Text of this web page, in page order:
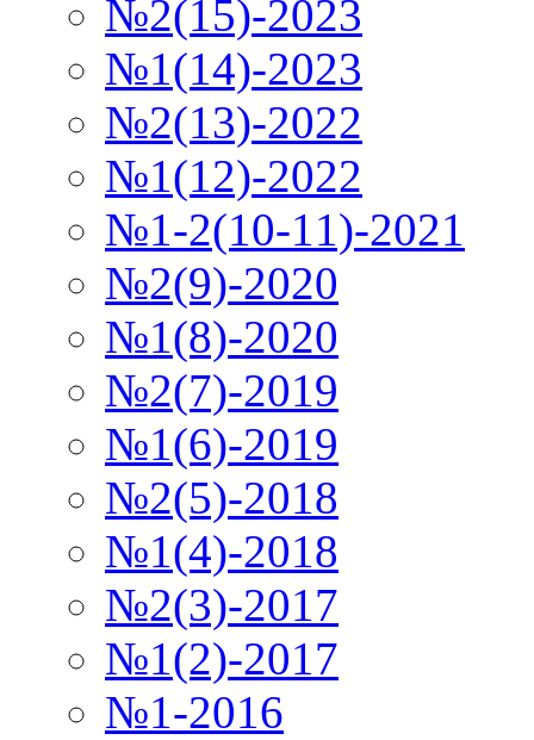
№2(15)-2023
№1(14)-2023
№2(13)-2022
№1(12)-2022
№1-2(10-11)-2021
№2(9)-2020
№1(8)-2020
№2(7)-2019
№1(6)-2019
№2(5)-2018
№1(4)-2018
№2(3)-2017
№1(2)-2017
№1-2016